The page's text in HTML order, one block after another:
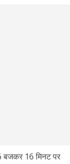
बजकर 16 मिनट पर